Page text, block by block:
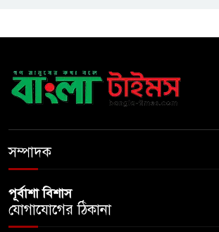
গুরুত্বপূর্ণ
কান না দেওয়ার
শেখ হাসিনার
সম্মেলনের সঙ্গে
সম্পাদক
পূর্বাশা বিশাস
যোগাযোগের ঠিকানা